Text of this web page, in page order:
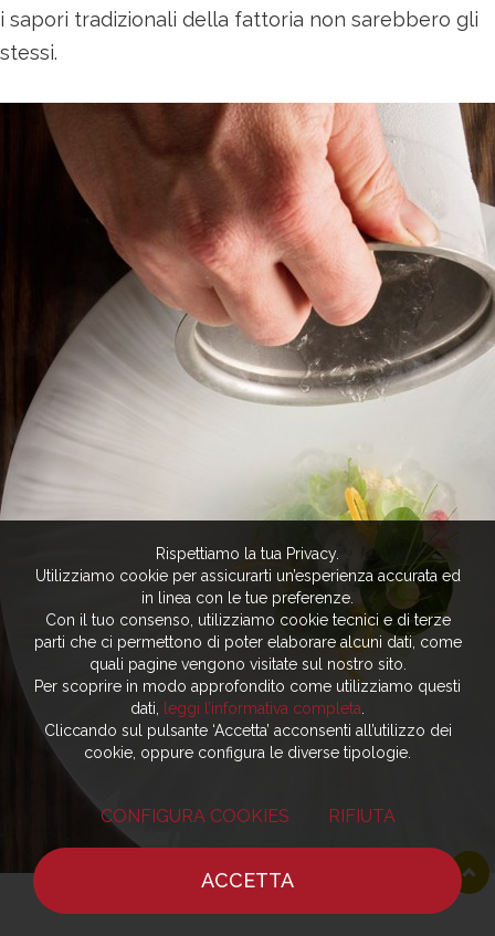
i sapori tradizionali della fattoria non sarebbero gli
stessi.
Rispettiamo la tua Privacy.
Utilizziamo cookie per assicurarti un’esperienza accurata ed
in linea con le tue preferenze.
Con il tuo consenso, utilizziamo cookie tecnici e di terze
parti che ci permettono di poter elaborare alcuni dati, come
quali pagine vengono visitate sul nostro sito.
Per scoprire in modo approfondito come utilizziamo questi
dati,
leggi l’informativa completa
Cliccando sul pulsante ‘Accetta’ acconsenti all’utilizzo dei
cookie, oppure configura le diverse tipologie.
CONFIGURA COOKIES RIFIUTA
ACCETTA